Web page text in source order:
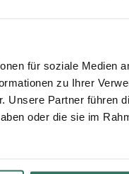
für soziale Medien
zu Ihrer
Unsere Partner führen
oder die sie im